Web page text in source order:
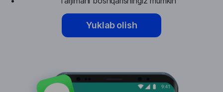
Yuklab olish